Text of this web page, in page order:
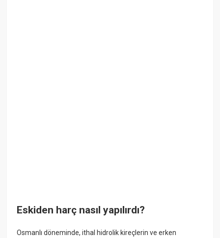
Eskiden harç nasıl yapılırdı?
Osmanlı döneminde, ithal hidrolik kireçlerin ve erken